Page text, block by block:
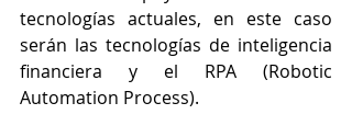
tecnologías actuales, en este caso
serán las tecnologías de inteligencia
financiera y el RPA (Robotic
Automation Process).